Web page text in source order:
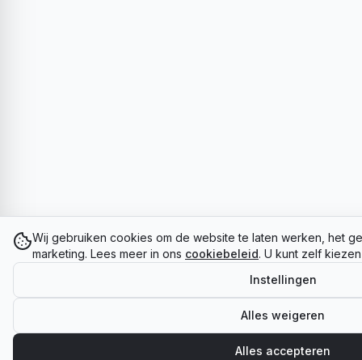
Wij gebruiken cookies om de website te laten werken, het
marketing. Lees meer in ons cookiebeleid. U kunt zelf
Instellingen
Alles weigeren
Alles accepteren